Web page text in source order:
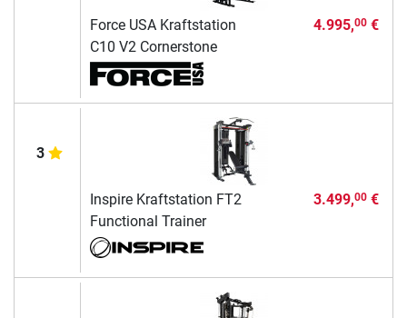
Force USA Kraftstation
C10 V2 Cornerstone
4.995,00€
3
Inspire Kraftstation FT2
Functional Trainer
3.499,00€